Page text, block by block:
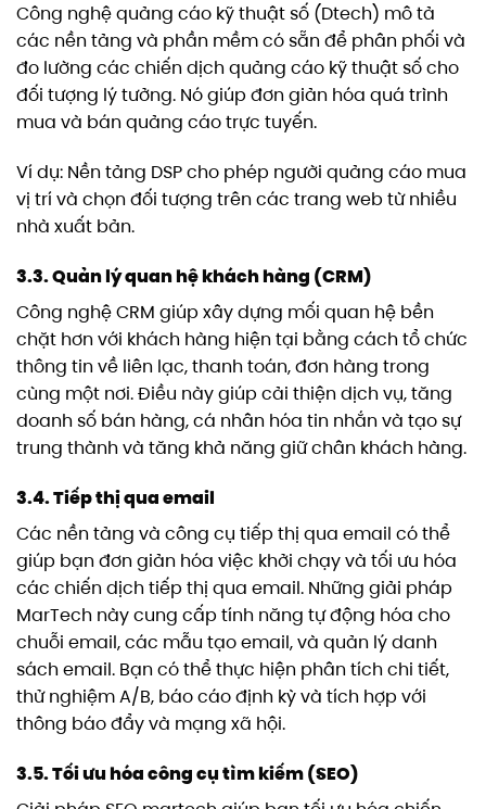
Công nghệ quảng cáo kỹ thuật số (Dtech) mô tả
các nền tảng và phần mềm có sẵn để phân phối và
đo lường các chiến dịch quảng cáo kỹ thuật số cho
đối tượng lý tưởng. Nó giúp đơn giản hóa quá trình
mua và bán quảng cáo trực tuyến.
Ví dụ: Nền tảng DSP cho phép người quảng cáo mua
vị trí và chọn đối tượng trên các trang web từ nhiều
nhà xuất bản.
3.3. Quản lý quan hệ khách hàng (CRM)
Công nghệ CRM giúp xây dựng mối quan hệ bền
chặt hơn với khách hàng hiện tại bằng cách tổ chức
thông tin về liên lạc, thanh toán, đơn hàng trong
cùng một nơi. Điều này giúp cải thiện dịch vụ, tăng
doanh số bán hàng, cá nhân hóa tin nhắn và tạo sự
trung thành và tăng khả năng giữ chân khách hàng.
3.4. Tiếp thị qua email
Các nền tảng và công cụ tiếp thị qua email có thể
giúp bạn đơn giản hóa việc khởi chạy và tối ưu hóa
các chiến dịch tiếp thị qua email. Những giải pháp
MarTech này cung cấp tính năng tự động hóa cho
chuỗi email, các mẫu tạo email, và quản lý danh
sách email. Bạn có thể thực hiện phân tích chi tiết,
thử nghiệm A/B, báo cáo định kỳ và tích hợp với
thông báo đẩy và mạng xã hội.
3.5. Tối ưu hóa công cụ tìm kiếm (SEO)